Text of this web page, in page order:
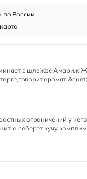
по России
в шлейфе Амариж
ограничений у
а соберет кучу